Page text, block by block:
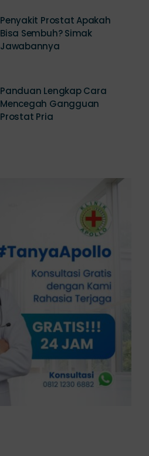
Penyakit Prostat Apakah
Bisa Sembuh? Simak
Panduan Lengkap Cara
Mencegah Gangguan